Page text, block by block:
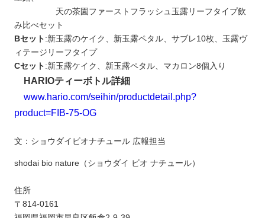
天の茶園ファーストフラッシュ玉露リーフタイプ飲
み比べセット
Bセット:新玉露のケイク、新玉露ペタル、サブレ10枚、玉露ヴ
ィテージリーフタイプ
Cセット:新玉露ケイク、新玉露ペタル、マカロン8個入り
HARIOティーボトル詳細
www.hario.com/seihin/productdetail.php?
product=FIB-75-OG
文：ショウダイビオナチュール 広報担当
shodai bio nature（ショウダイ ビオ ナチュール）
住所
〒814-0161